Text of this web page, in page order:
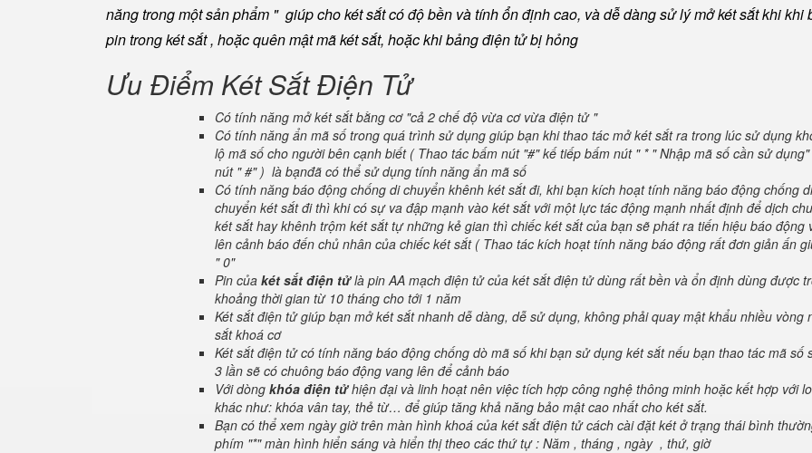
năng trong một sản phẩm " giúp cho két sắt có độ bền và tính ổn định cao, và dễ dàng sử lý mở két sắt khi khi
pin trong két sắt , hoặc quên mật mã két sắt, hoặc khi bảng điện tử bị hỏng
Ưu Điểm Két Sắt Điện Tử
Có tính năng mở két sắt bằng cơ "cả 2 chế độ vừa cơ vừa điện tử "
Có tính năng ẩn mã số trong quá trình sử dụng giúp bạn khi thao tác mở két sắt ra trong lúc sử dụng
lộ mã số cho người bên cạnh biết ( Thao tác bấm nút "#" kế tiếp bấm nút " * " Nhập mã số cần sử
nút " #" ) là bạnđã có thể sử dụng tính năng ẩn mã số
Có tính năng báo động chống di chuyển khênh két sắt đi, khi bạn kích hoạt tính năng báo động chống di
chuyển két sắt đi thì khi có sự va đập mạnh vào két sắt với một lực tác động mạnh nhất định để dịch
két sắt hay khênh trộm két sắt tự những kẻ gian thì chiếc két sắt của bạn sẽ phát ra tiến hiệu báo động
lên cảnh báo đến chủ nhân của chiếc két sắt ( Thao tác kích hoạt tính năng báo động rất đơn giản ấn
" 0"
Pin của két sắt điện tửlà pin AA mạch điện tử của két sắt điện tử dùng rất bền và ổn định dùng được
khoảng thời gian từ 10 tháng cho tới 1 năm
Két sắt điện tử giúp bạn mở két sắt nhanh dễ dàng, dễ sử dụng, không phải quay mật khẩu nhiều vòng
sắt khoá cơ
Két sắt điện tử có tính năng báo động chống dò mã số khi bạn sử dụng két sắt nếu bạn thao tác mã số
3 lần sẽ có chuông báo động vang lên để cảnh báo
Với dòng khóa điện tửhiện đại và linh hoạt nên việc tích hợp công nghệ thông minh hoặc kết hợp với
khác như: khóa vân tay, thẻ từ… để giúp tăng khả năng bảo mật cao nhất cho két sắt.
Bạn có thể xem ngày giờ trên màn hình khoá của két sắt điện tử cách cài đặt két ở trạng thái bình
phím "*" màn hình hiển sáng và hiển thị theo các thứ tự : Năm , tháng , ngày , thứ, giờ